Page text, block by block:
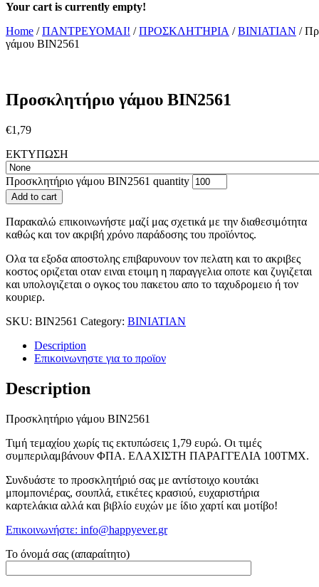
Your cart is currently empty!
Home /ΠΑΝΤΡΕΥΟΜΑΙ! /ΠΡΟΣΚΛΗΤΉΡΙΑ /BINIATIAN /
γάμου ΒΙΝ2561
Προσκλητήριο γάμου ΒΙΝ2561
€1,79
ΕΚΤΥΠΩΣΗ
Προσκλητήριο γάμου ΒΙΝ2561 quantity
Add to cart
Παρακαλώ επικοινωνήστε μαζί μας σχετικά με την διαθεσιμότητα
καθώς και τον ακριβή χρόνο παράδοσης του προϊόντος.
Ολα τα εξοδα αποστολης επιβαρυνουν τον πελατη και το ακριβες
κοστος οριζεται οταν ειναι ετοιμη η παραγγελια οποτε και ζυγιζεται
και υπολογιζεται ο ογκος του πακετου απο το ταχυδρομειο ή τον
κουριερ.
SKU: BIN2561 Category: BINIATIAN
Description
Επικοινωνηστε για το προϊoν
Description
Προσκλητήριο γάμου ΒΙΝ2561
Τιμή τεμαχίου χωρίς τις εκτυπώσεις 1,79 ευρώ. Οι τιμές
συμπεριλαμβάνουν ΦΠΑ. ΕΛΑΧΙΣΤΗ ΠΑΡΑΓΓΕΛΙΑ 100ΤΜΧ.
Συνδυάστε το προσκλητήριό σας με αντίστοιχο κουτάκι
μπομπονιέρας, σουπλά, ετικέτες κρασιού, ευχαριστήρια
καρτελάκια αλλά και βιβλίο ευχών με ίδιο χαρτί και μοτίβο!
Επικοινωνήστε: info@happyever.gr
Το όνομά σας (απαραίτητο)